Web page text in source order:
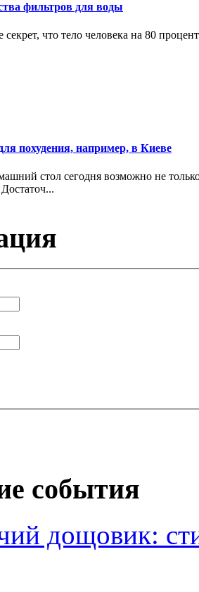
фильтров для воды
секрет, что тело человека на 80
похудения, например, в Киеве
стол сегодня возможно не
события
дощовик: